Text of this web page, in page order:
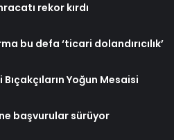
rekor kırdı
bu defa ‘ticari dolandırıcılık’
Yoğun Mesaisi
başvurular sürüyor